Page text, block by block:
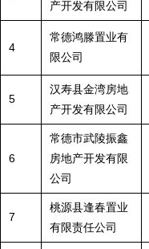
产开发有限公司
4
常德鸿滕置业有
限公司
5
汉寿县金湾房地
产开发有限公司
6
常德市武陵振鑫
房地产开发有限
公司
7
桃源县逢春置业
有限责任公司